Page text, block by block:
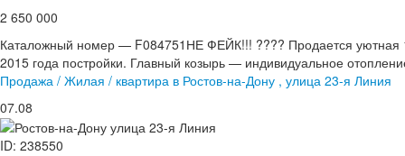
2 650 000
Каталожный номер — F084751НЕ ФЕЙК!!! ???? Продается уютная
2015 года постройки. Главный козырь — индивидуальное
Продажа / Жилая / квартира в Ростов-на-Дону , улица 23-я Линия
07.08
ID: 238550